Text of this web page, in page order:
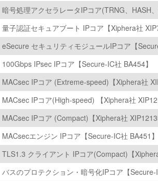
社) ）
暗号処理アクセラレータIPコア(TRNG、HASH
量子認証セキュアブート IPコア【Xiphera社
eSecure セキュリティモジュールIPコア【
100Gbps IPsec IPコア【Secure-IC社 BA454】
MACsec IPコア (Extreme-speed)【Xiphera社
MACsec IPコア(High-speed) 【Xiphera社
MACsec IPコア (Compact)【Xiphera社
MACsecエンジン IPコア【Secure-IC社 BA451】
TLS1.3 クライアント IPコア(Compact)【
バスのプロテクション・暗号化IPコア【